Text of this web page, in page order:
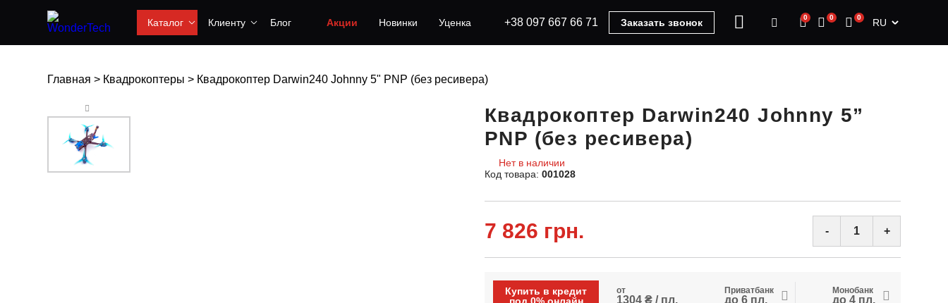
Каталог Клиенту Блог Акции Новинки Уценка +38 097 667 66 71 Заказать звонок 0 0 0 RU
Главная > Квадрокоптеры > Квадрокоптер Darwin240 Johnny 5" PNP (без ресивера)
Квадрокоптер Darwin240 Johnny 5”
PNP (без ресивера)
Нет в наличии
Код товара: 001028
7 826 грн. - +
Купить в кредит
от
1304 ₴ / пл.
Приватбанк
до 6 пл.
Монобанк
до 4 пл.